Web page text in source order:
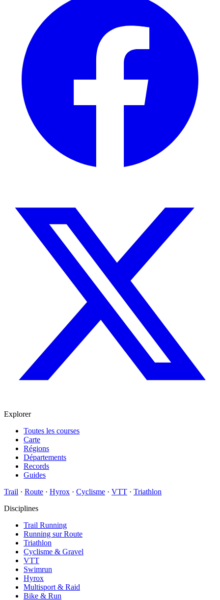
Explorer
Toutes les courses
Carte
Régions
Départements
Records
Guides
Trail · Route · Hyrox · Cyclisme · VTT · Triathlon
Disciplines
Trail Running
Running sur Route
Triathlon
Cyclisme & Gravel
VTT
Swimrun
Hyrox
Multisport & Raid
Bike & Run